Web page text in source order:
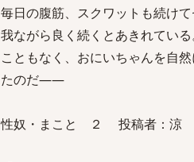
毎日の腹筋、スクワットも続け
我ながら良く続くとあきれてい
こともなく、おにいちゃんを自
たのだ――
性奴・まこと ２ 投稿者：涼